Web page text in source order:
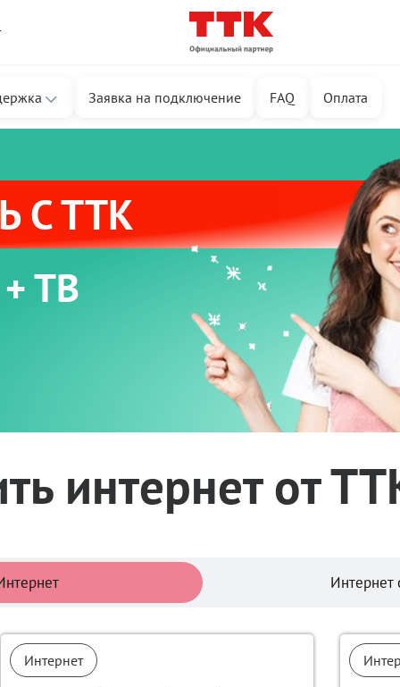
Заявка на подключение FAQ Оплата
С ТТК
ТВ
интернет от
Интернет
Тарифы
Интернет